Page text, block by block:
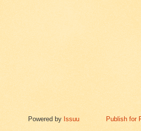
Powered by Issuu Publish for